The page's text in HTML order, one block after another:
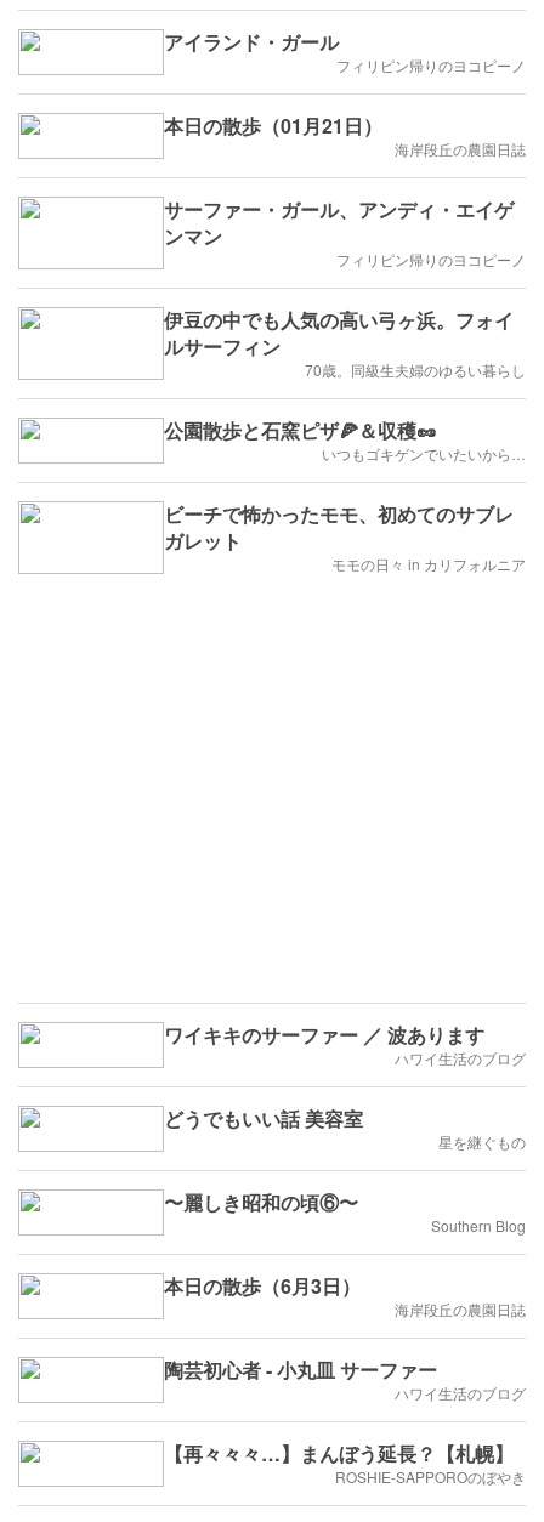
アイランド・ガール
フィリピン帰りのヨコピーノ
本日の散歩（01月21日）
海岸段丘の農園日誌
サーファー・ガール、アンディ・エイゲ
ンマン
フィリピン帰りのヨコピーノ
伊豆の中でも人気の高い弓ヶ浜。フォイ
ルサーフィン
70歳。同級生夫婦のゆるい暮らし
公園散歩と石窯ピザ🍕＆収穫🥜
いつもゴキゲンでいたいから…
ビーチで怖かったモモ、初めてのサブレ
ガレット
モモの日々 in カリフォルニア
ワイキキのサーファー ／ 波あります
ハワイ生活のブログ
どうでもいい話 美容室
星を継ぐもの
〜麗しき昭和の頃⑥〜
Southern Blog
本日の散歩（6月3日）
海岸段丘の農園日誌
陶芸初心者 - 小丸皿 サーファー
ハワイ生活のブログ
【再々々々…】まんぼう延長？【札幌】
ROSHIE-SAPPOROのぼやき